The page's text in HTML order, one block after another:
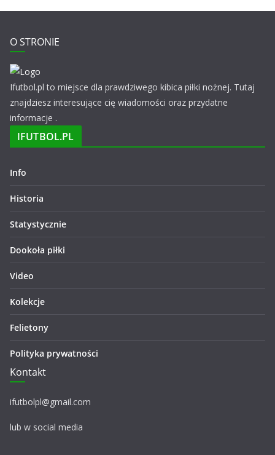
O STRONIE
Ifutbol.pl to miejsce dla prawdziwego kibica piłki nożnej. Tutaj
znajdziesz interesujące cię wiadomości oraz przydatne
informacje .
IFUTBOL.PL
Info
Historia
Statystycznie
Dookoła piłki
Video
Kolekcje
Felietony
Polityka prywatności
Kontakt
ifutbolpl@gmail.com
lub w social media